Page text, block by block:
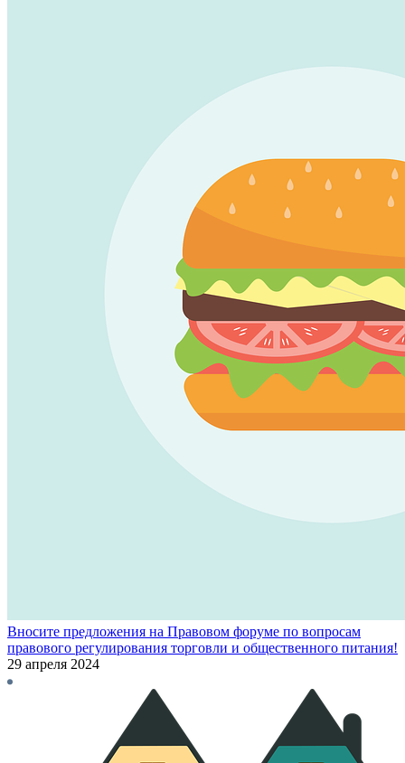
Вносите предложения на Правовом форуме по вопросам
правового регулирования торговли и общественного питания!
29 апреля 2024